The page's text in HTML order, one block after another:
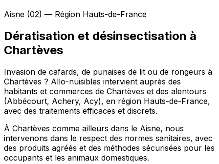
Aisne (02) — Région Hauts-de-France
Dératisation et désinsectisation à
Chartèves
Invasion de cafards, de punaises de lit ou de rongeurs à
Chartèves ? Allo-nuisibles intervient auprès des
habitants et commerces de Chartèves et des alentours
(Abbécourt, Achery, Acy), en région Hauts-de-France,
avec des traitements efficaces et discrets.
À Chartèves comme ailleurs dans le Aisne, nous
intervenons dans le respect des normes sanitaires, avec
des produits agréés et des méthodes sécurisées pour les
occupants et les animaux domestiques.